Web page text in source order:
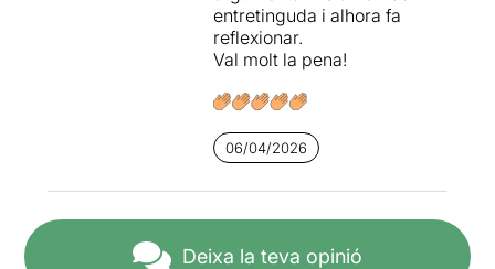
entretinguda i alhora fa
reflexionar.
Val molt la pena!
06/04/2026
Deixa la teva opinió